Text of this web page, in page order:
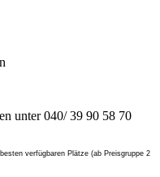
unter 040/ 39 90 58 70
verfügbaren Plätze (ab Preisgruppe 2